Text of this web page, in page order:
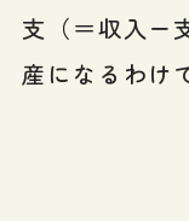
支（＝収入ー
産になるわけ